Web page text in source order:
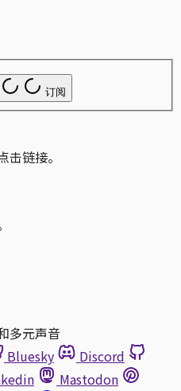
订阅
链接。
多元声音
Bluesky
Discord
Mastodon